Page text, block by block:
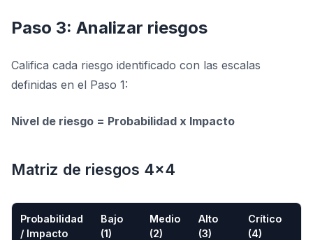
Paso 3: Analizar riesgos
Califica cada riesgo identificado con las escalas
definidas en el Paso 1:
Nivel de riesgo = Probabilidad x Impacto
Matriz de riesgos 4x4
Probabilidad
/ Impacto
Bajo
(1)
Medio
(2)
Alto
(3)
Crítico
(4)